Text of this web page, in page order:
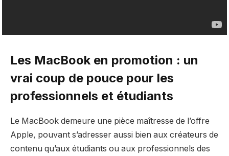
Les MacBook en promotion : un
vrai coup de pouce pour les
professionnels et étudiants
Le MacBook demeure une pièce maîtresse de l’offre
Apple, pouvant s’adresser aussi bien aux créateurs de
contenu qu’aux étudiants ou aux professionnels des